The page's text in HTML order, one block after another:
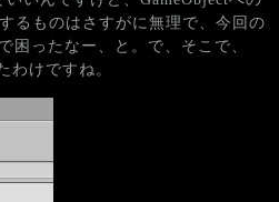
るものはさすがに無理で、今回の
困ったなー、と。で、そこで、
わけですね。